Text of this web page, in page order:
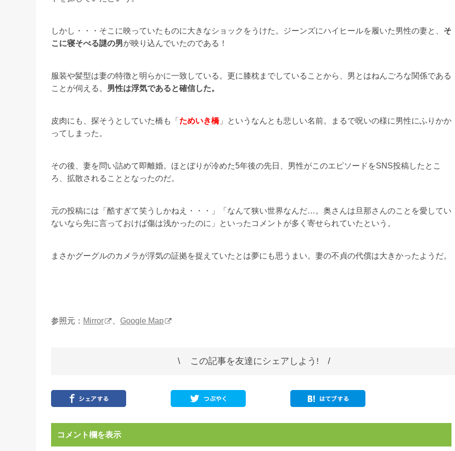
しかし・・・そこに映っていたものに大きなショックをうけた。ジーンズにハイヒールを履いた男性の妻と、 そ
こに寝そべる謎の男が映り込んでいたのである！
服装や髪型は妻の特徴と明らかに一致している。更に膝枕までしていることから、男とはねんごろな関係である
ことが伺える。 男性は浮気であると確信した。
皮肉にも、探そうとしていた橋も「 ためいき橋」というなんとも悲しい名前。まるで呪いの様に男性にふりかか
ってしまった。
その後、妻を問い詰めて即離婚。ほとぼりが冷めた5年後の先日、男性がこのエピソードをSNS投稿したとこ
ろ、拡散されることとなったのだ。
元の投稿には「酷すぎて笑うしかねえ・・・」「なんて狭い世界なんだ…。奥さんは旦那さんのことを愛してい
ないなら先に言っておけば傷は浅かったのに」といったコメントが多く寄せられていたという。
まさかグーグルのカメラが浮気の証拠を捉えていたとは夢にも思うまい。妻の不貞の代償は大きかったようだ。
参照元： Mirror Google Map
この記事を友達にシェアしよう! /
コメント欄を表示